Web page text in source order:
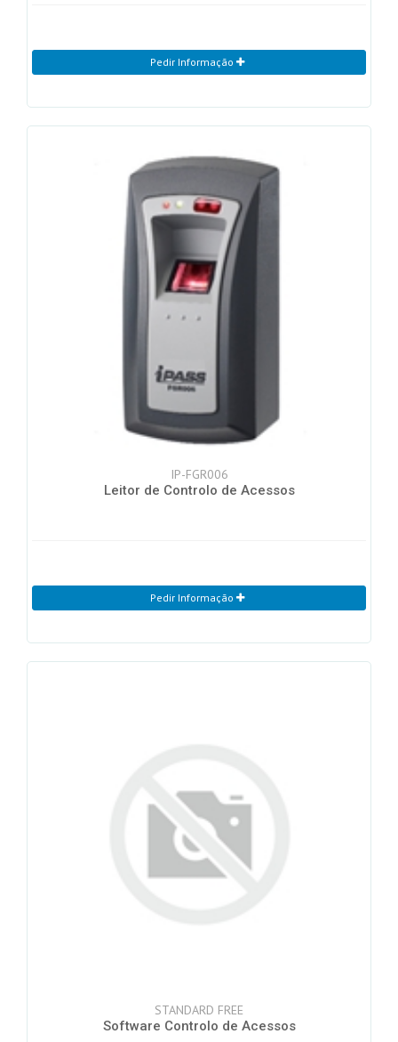
Pedir Informação
IP-FGR006
Leitor de Controlo de Acessos
Pedir Informação
STANDARD FREE
Software Controlo de Acessos